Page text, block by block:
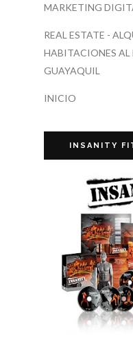
MARKETING
REAL ESTATE -
HABITACIONES AL
GUAYAQUIL
INICIO
INSANITY